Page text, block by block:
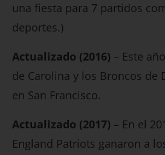
una fiesta para 7 partidos
deportes.)
Actualizado (2016) – Este
de Carolina y los Broncos de
en San Francisco.
Actualizado (2017) – En el
England Patriots ganaron a